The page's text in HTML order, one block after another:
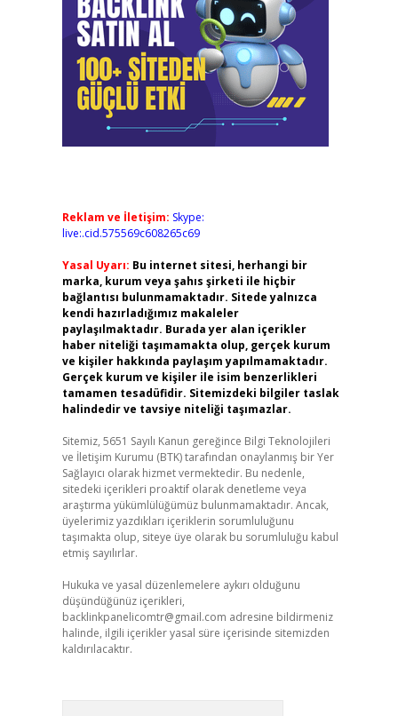
Reklam ve İletişim: Skype:
live:.cid.575569c608265c69
Yasal Uyarı: Bu internet sitesi, herhangi bir
marka, kurum veya şahıs şirketi ile hiçbir
bağlantısı bulunmamaktadır. Sitede yalnızca
kendi hazırladığımız makaleler
paylaşılmaktadır. Burada yer alan içerikler
haber niteliği taşımamakta olup, gerçek kurum
ve kişiler hakkında paylaşım yapılmamaktadır.
Gerçek kurum ve kişiler ile isim benzerlikleri
tamamen tesadüfidir. Sitemizdeki bilgiler taslak
halindedir ve tavsiye niteliği taşımazlar.
Sitemiz, 5651 Sayılı Kanun gereğince Bilgi Teknolojileri
ve İletişim Kurumu (BTK) tarafından onaylanmış bir Yer
Sağlayıcı olarak hizmet vermektedir. Bu nedenle,
sitedeki içerikleri proaktif olarak denetleme veya
araştırma yükümlülüğümüz bulunmamaktadır. Ancak,
üyelerimiz yazdıkları içeriklerin sorumluluğunu
taşımakta olup, siteye üye olarak bu sorumluluğu kabul
etmiş sayılırlar.
Hukuka ve yasal düzenlemelere aykırı olduğunu
düşündüğünüz içerikleri,
backlinkpanelicomtr@gmail.com adresine bildirmeniz
halinde, ilgili içerikler yasal süre içerisinde sitemizden
kaldırılacaktır.